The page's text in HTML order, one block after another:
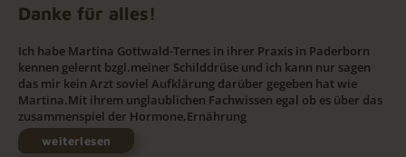
Danke für alles!
Ich habe Martina Gottwald-Ternes in ihrer Praxis in Paderborn
kennen gelernt bzgl.meiner Schilddrüse und ich kann nur sagen
das mir kein Arzt soviel Aufklärung darüber gegeben hat wie
Martina.Mit ihrem unglaublichen Fachwissen egal ob es über das
zusammenspiel der Hormone,Ernährung
weiterlesen